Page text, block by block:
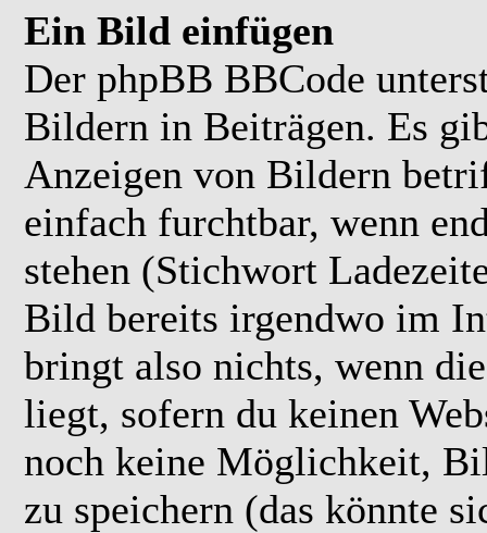
Ein Bild einfügen
Der phpBB BBCode
Bildern in Beiträgen. Es
Anzeigen von Bildern
einfach furchtbar, wenn
stehen (Stichwort
Bild bereits irgendwo im
bringt also nichts, wenn
liegt, sofern du keinen
noch keine Möglichkeit,
zu speichern (das könnte